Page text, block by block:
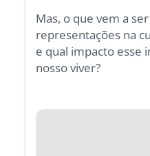
Mas, o que vem a
representações na
e qual impacto esse
nosso viver?